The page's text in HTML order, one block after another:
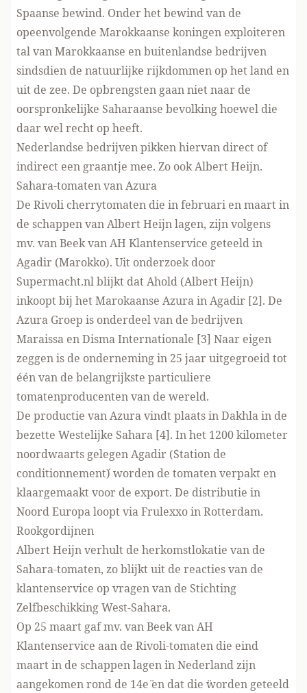
Spaanse bewind. Onder het bewind van de
opeenvolgende Marokkaanse koningen exploiteren
tal van Marokkaanse en buitenlandse bedrijven
sindsdien de natuurlijke rijkdommen op het land en
uit de zee. De opbrengsten gaan niet naar de
oorspronkelijke Saharaanse bevolking hoewel die
daar wel recht op heeft.
Nederlandse bedrijven pikken hiervan direct of
indirect een graantje mee. Zo ook Albert Heijn.
Sahara-tomaten van Azura
De Rivoli cherrytomaten die in februari en maart in
de schappen van Albert Heijn lagen, zijn volgens
mv. van Beek van AH Klantenservice geteeld in
Agadir (Marokko). Uit onderzoek door
Supermacht.nl blijkt dat Ahold (Albert Heijn)
inkoopt bij het Marokaanse Azura in Agadir [2]. De
Azura Groep is onderdeel van de bedrijven
Maraissa en Disma Internationale [3] Naar eigen
zeggen is de onderneming in 25 jaar uitgegroeid tot
één van de belangrijkste particuliere
tomatenproducenten van de wereld.
De productie van Azura vindt plaats in Dakhla in de
bezette Westelijke Sahara [4]. In het 1200 kilometer
noordwaarts gelegen Agadir (´Station de
conditionnement´) worden de tomaten verpakt en
klaargemaakt voor de export. De distributie in
Noord Europa loopt via Frulexxo in Rotterdam.
Rookgordijnen
Albert Heijn verhult de herkomstlokatie van de
Sahara-tomaten, zo blijkt uit de reacties van de
klantenservice op vragen van de Stichting
Zelfbeschikking West-Sahara.
Op 25 maart gaf mv. van Beek van AH
Klantenservice aan de Rivoli-tomaten die eind
maart in de schappen lagen ¨in Nederland zijn
aangekomen rond de 14e¨ en dat die ¨worden geteeld